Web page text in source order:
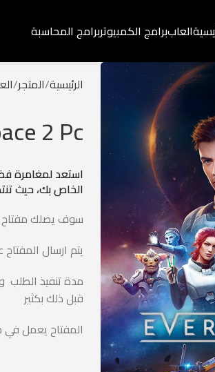
العاببرامج الكمبيوتربرامج المحاسبة
الرئيسية المتجر
2 Pc
الخاص بك، حيث
سوف يصلك
يتم ارسال
قبل ذلك بكثير
المفتاح يعمل